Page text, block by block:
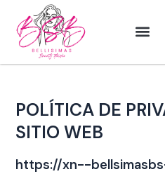
contenido
POLÍTICA DE
SITIO WEB
https://xn--